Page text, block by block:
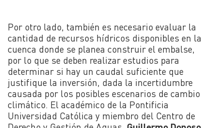
Por otro lado, también es necesario evaluar la
cantidad de recursos hídricos disponibles en la
cuenca donde se planea construir el embalse,
por lo que se deben realizar estudios para
determinar si hay un caudal suficiente que
justifique la inversión, dada la incertidumbre
causada por los posibles escenarios de cambio
climático. El académico de la Pontificia
Universidad Católica y miembro del Centro de